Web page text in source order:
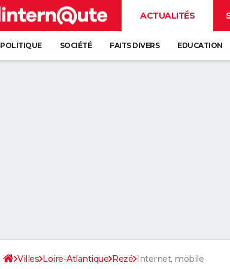
ACTUALITÉS
POLITIQUE SOCIÉTÉ FAITS DIVERS EDUCATION
Villes Loire-Atlantique Rezé Internet, mobile